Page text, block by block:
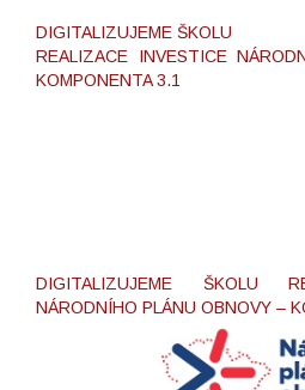
DIGITALIZUJEME ŠKOLU
REALIZACE INVESTICE
KOMPONENTA 3.1
DIGITALIZUJEME ŠKOLU
NÁRODNÍHO PLÁNU OBNOVY –